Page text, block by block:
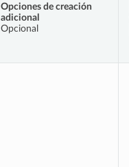
Opciones de creación
adicional
Opcional